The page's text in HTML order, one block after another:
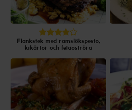
Flankstek med ramslökspesto,
kikärtor och fetaoströra